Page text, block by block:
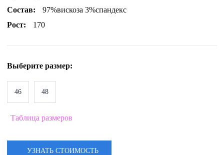
Состав:
97%вискоза 3%спандекс
Рост:
170
Выберите размер:
46 48
Таблица размеров
УЗНАТЬ СТОИМОСТЬ